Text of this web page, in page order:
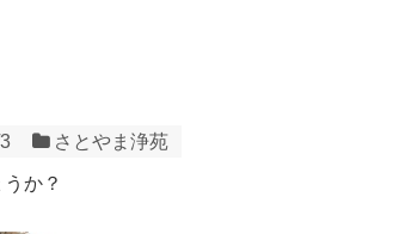
さとやま浄苑
か？